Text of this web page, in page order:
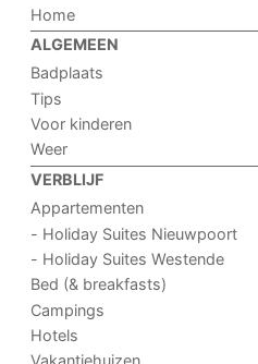
Home
ALGEMEEN
Badplaats
Tips
Voor kinderen
Weer
VERBLIJF
Appartementen
- Holiday Suites Nieuwpoort
- Holiday Suites Westende
Bed (& breakfasts)
Campings
Hotels